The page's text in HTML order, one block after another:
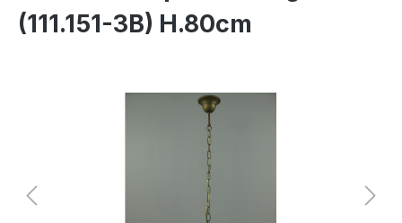
(111.151-3B) H.80cm